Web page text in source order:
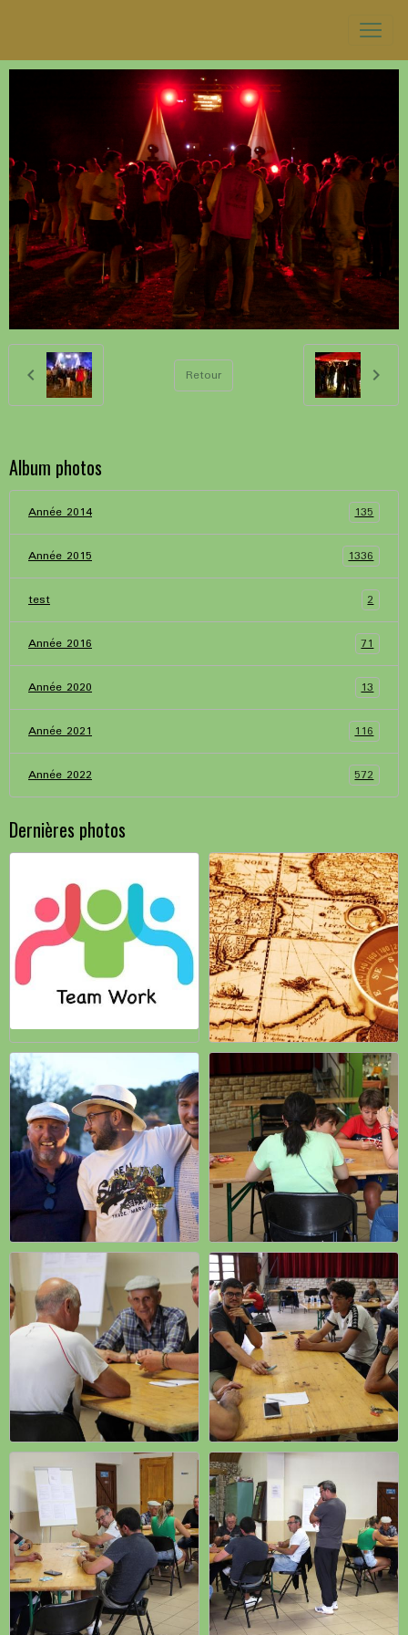
Retour
Album photos
Année 2014 135
Année 2015 1336
test 2
Année 2016 71
Année 2020 13
Année 2021 116
Année 2022 572
Dernières photos